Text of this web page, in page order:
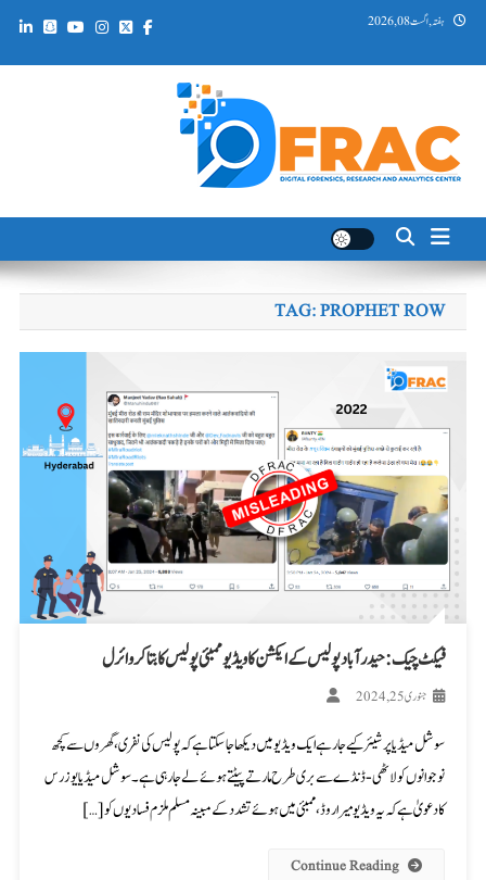
Skip ہفتہ, اگست 08, 2026
DFRAC_ORG
TAG:PROPHET ROW
فیکٹ چیک: حیدرآباد پولیس کے ایکشن کا ویڈیو ممبئی پولیس کا بتا کر وائرل
جنوری 25, 2024
سوشل میڈیا پر شیئر کیے جا رہے ایک ویڈیو میں دیکھا جا سکتا ہے کہ پولیس کی نفری، گھروں سے کچھ
نوجوانوں کو لاٹھی-ڈنڈے سے بری طرح مارتے پیٹتے ہوئے لے جا رہی ہے۔ سوشل میڈیا یوزرس
کا دعویٰ ہے کہ یہ ویڈیو میرا روڈ، ممبئی میں ہوئے تشدد کے مبینہ مسلم ملزم فسادیوں کو […]
Continue Reading